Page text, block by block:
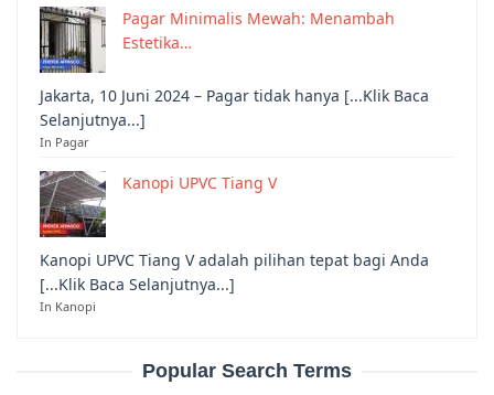
Pagar Minimalis Mewah: Menambah
Estetika…
Jakarta, 10 Juni 2024 – Pagar tidak hanya [...Klik Baca
Selanjutnya...]
In Pagar
Kanopi UPVC Tiang V
Kanopi UPVC Tiang V adalah pilihan tepat bagi Anda
[...Klik Baca Selanjutnya...]
In Kanopi
Popular Search Terms